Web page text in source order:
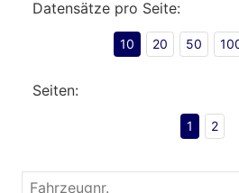
Datensätze pro Seite:
10 20 50
Seiten:
1 2
Fahrzeugnr.